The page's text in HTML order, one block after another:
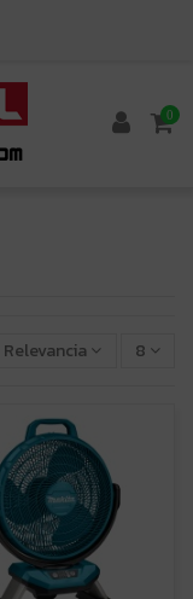
0
Relevancia 8